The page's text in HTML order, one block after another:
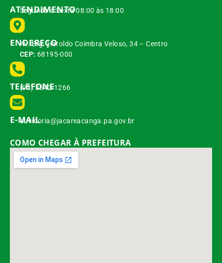
ATENDIMENTO
Segunda à Sexta 08:00 às 18:00
ENDEREÇO
Av. Brg. Haroldo Coimbra Veloso, 34 – Centro
CEP: 68195-000
TELEFONE
(93) 3542-1266
E-MAIL
ouvidoria@jacareacanga.pa.gov.br
COMO CHEGAR À PREFEITURA